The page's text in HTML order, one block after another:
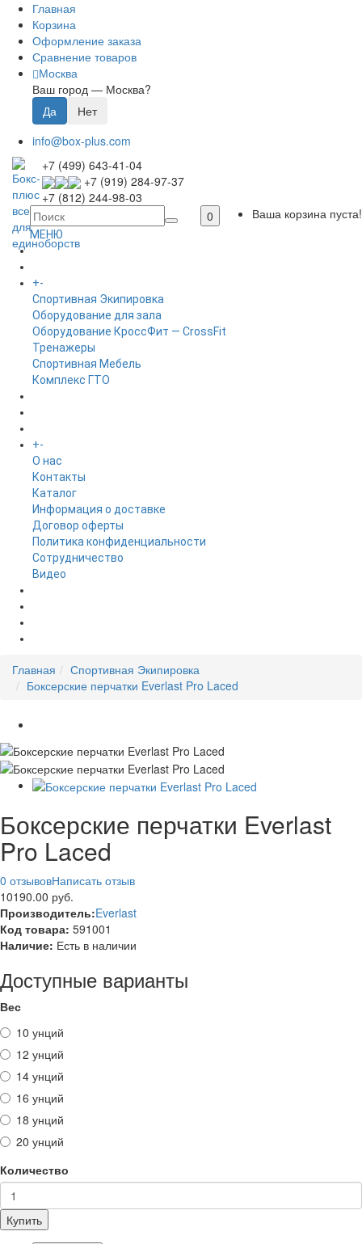
Главная
Корзина
Оформление заказа
Сравнение товаров
Москва
Ваш город — Москва?
info@box-plus.com
+7 (499) 643-41-04
+7 (919) 284-97-37
+7 (812) 244-98-03
0
Ваша корзина пуста!
МЕНЮ
ГЛАВНАЯ
+-
Спортивная Экипировка
Оборудование для зала
Оборудование КроссФит — CrossFit
Тренажеры
Спортивная Мебель
Комплекс ГТО
+-
O нас
Контакты
Каталог
Информация о доставке
Договор оферты
Политика конфиденциальности
Сотрудничество
Видео
Главная
Спортивная Экипировка
Боксерские перчатки Everlast Pro Laced
Боксерские перчатки Everlast
Pro Laced
0 отзывовНаписать отзыв
10190.00 руб.
Производитель:Everlast
Код товара: 591001
Наличие: Есть в наличии
Доступные варианты
Вес
10 унций
12 унций
14 унций
16 унций
18 унций
20 унций
Количество
Купить